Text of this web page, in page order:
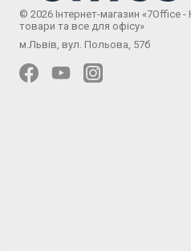
© 2026 Інтернет-магазин «7Office -
товари та все для офісу»
м.Львів, вул. Польова, 57б